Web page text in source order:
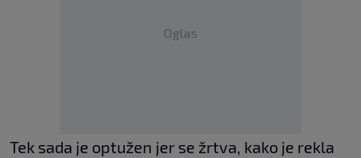
Oglas
Tek sada je optužen jer se žrtva, kako je rekla